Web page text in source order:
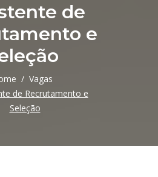
de
e
Vagas
de Recrutamento e
Seleção